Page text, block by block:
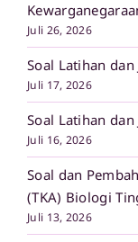
Juli 26, 2026
Soal Latihan dan
Juli 17, 2026
Soal Latihan dan
Juli 16, 2026
Soal dan
(TKA) Biologi
Juli 13, 2026